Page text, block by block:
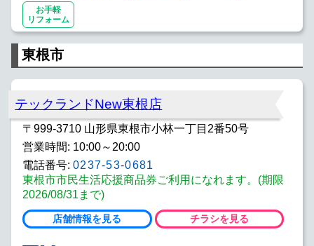
お手軽
リフォーム
東根市
テックランドNew東根店
〒999-3710 山形県東根市小林一丁目2番50号
営業時間: 10:00～20:00
電話番号: 0237-53-0681
東根市市民生活応援商品券ご利用になれます。(期限
2026/08/31まで)
店舗情報を見る チラシを見る